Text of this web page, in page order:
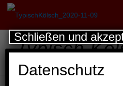
Typisch
4/2017
Datenschutz
Schließen und